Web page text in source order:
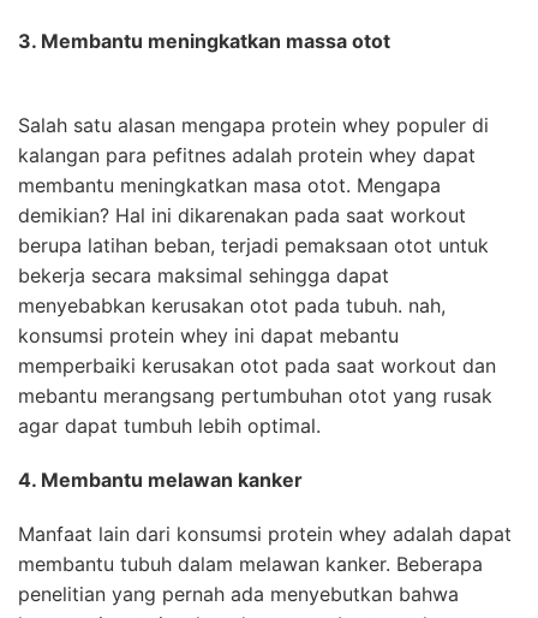
3. Membantu meningkatkan massa otot
Salah satu alasan mengapa protein whey populer di
kalangan para pefitnes adalah protein whey dapat
membantu meningkatkan masa otot. Mengapa
demikian? Hal ini dikarenakan pada saat workout
berupa latihan beban, terjadi pemaksaan otot untuk
bekerja secara maksimal sehingga dapat
menyebabkan kerusakan otot pada tubuh. nah,
konsumsi protein whey ini dapat mebantu
memperbaiki kerusakan otot pada saat workout dan
mebantu merangsang pertumbuhan otot yang rusak
agar dapat tumbuh lebih optimal.
4. Membantu melawan kanker
Manfaat lain dari konsumsi protein whey adalah dapat
membantu tubuh dalam melawan kanker. Beberapa
penelitian yang pernah ada menyebutkan bahwa